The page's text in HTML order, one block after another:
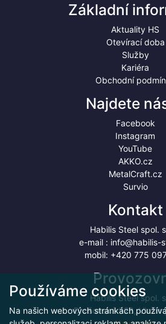
Základní
Aktuality HS
Otevírací doba
Služby
Kariéra
Obchodní
Najdete
Facebook
Instagram
YouTube
AKKO.cz
MetalCraft.cz
Survio
Kontakt
Habilis Steel spol.
e-mail : info@habilis-
mobil: +420 775
Habilis Steel spol.
Divišovská 328,
Používáme cookies
Na našich webových stránkách